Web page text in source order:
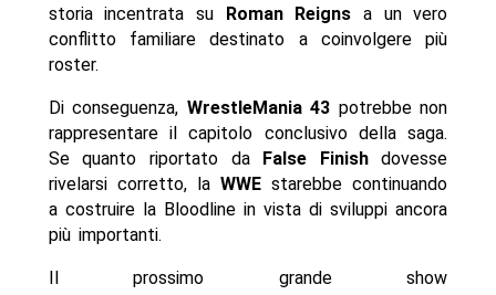
storia incentrata su Roman Reigns a un vero
conflitto familiare destinato a coinvolgere più
roster.
Di conseguenza, WrestleMania 43 potrebbe non
rappresentare il capitolo conclusivo della saga.
Se quanto riportato da False Finishdovesse
rivelarsi corretto, laWWE starebbe continuando
a costruire la Bloodline in vista di sviluppi ancora
più importanti.
Il prossimo grande show